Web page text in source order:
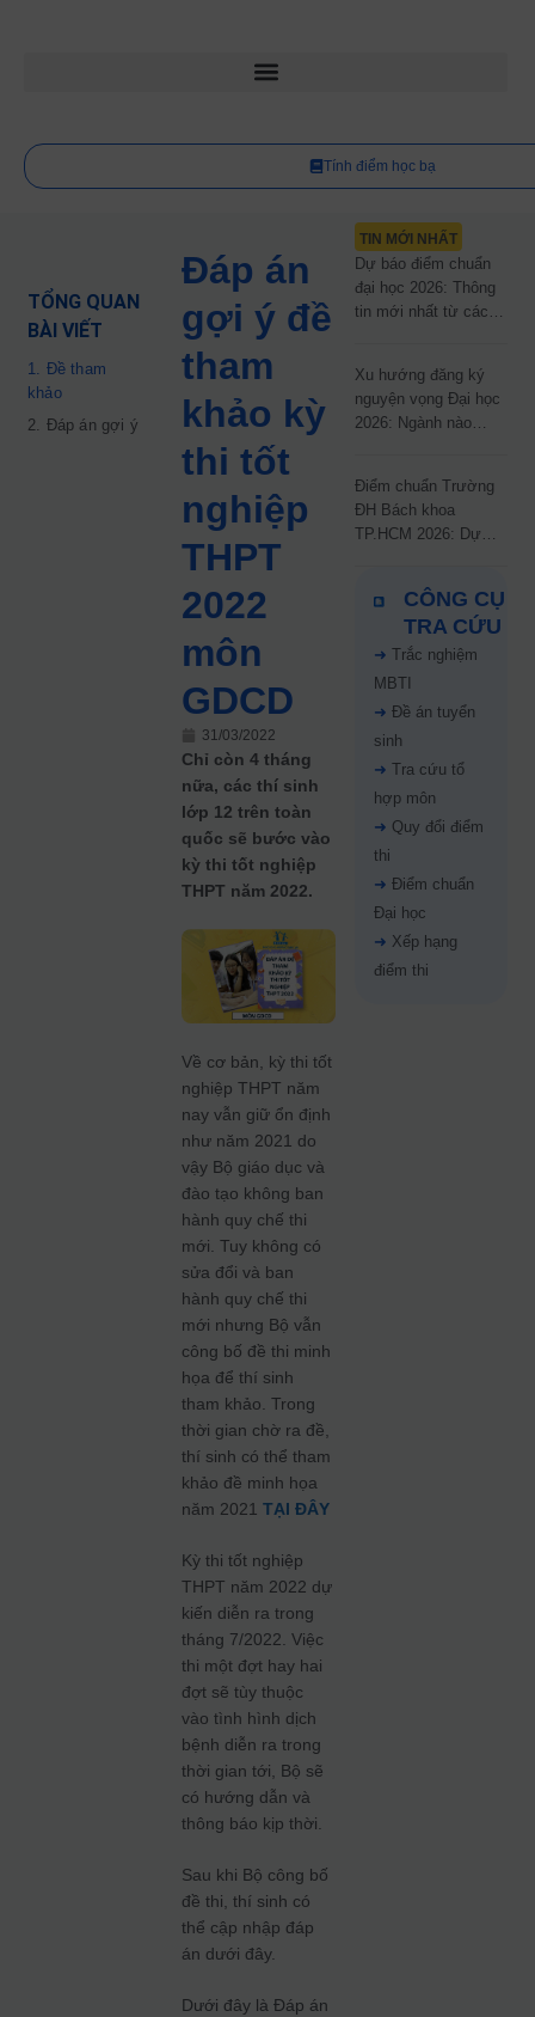
Tính điểm học bạ
TỔNG QUAN
BÀI VIẾT
1. Đề tham
khảo
2. Đáp án gợi ý
Đáp án
gợi ý đề
tham
khảo kỳ
thi tốt
nghiệp
THPT
2022
môn
GDCD
31/03/2022
Chỉ còn 4 tháng
nữa, các thí sinh
lớp 12 trên toàn
quốc sẽ bước vào
kỳ thi tốt nghiệp
THPT năm 2022.
Về cơ bản, kỳ thi tốt
nghiệp THPT năm
nay vẫn giữ ổn định
như năm 2021 do
vậy Bộ giáo dục và
đào tạo không ban
hành quy chế thi
mới. Tuy không có
sửa đổi và ban
hành quy chế thi
mới nhưng Bộ vẫn
công bố đề thi minh
họa để thí sinh
tham khảo. Trong
thời gian chờ ra đề,
thí sinh có thể tham
khảo đề minh họa
năm 2021TẠI ĐÂY
Kỳ thi tốt nghiệp
THPT năm 2022 dự
kiến diễn ra trong
tháng 7/2022. Việc
thi một đợt hay hai
đợt sẽ tùy thuộc
vào tình hình dịch
bệnh diễn ra trong
thời gian tới, Bộ sẽ
có hướng dẫn và
thông báo kịp thời.
Sau khi Bộ công bố
đề thi, thí sinh có
thể cập nhập đáp
án dưới đây.
Dưới đây là Đáp án
TIN MỚI NHẤT
Dự báo điểm chuẩn
đại học 2026: Thông
tin mới nhất từ các
Xu hướng đăng ký
nguyện vọng Đại học
2026: Ngành nào
Điểm chuẩn Trường
ĐH Bách khoa
TP.HCM 2026: Dự
67%
CÔNG CỤ
TRA CỨU
➜ Trắc nghiệm
MBTI
➜ Đề án tuyển
sinh
➜ Tra cứu tổ
hợp môn
➜ Quy đổi điểm
thi
➜ Điểm chuẩn
Đại học
➜ Xếp hạng
điểm thi